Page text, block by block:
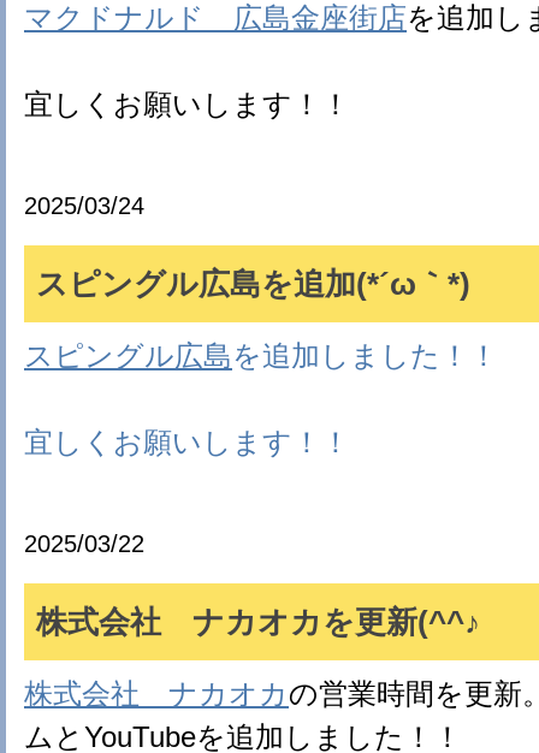
マクドナルド 広島金座街店を追加し
宜しくお願いします！！
2025/03/24
スピングル広島を追加(*´ω｀*)
スピングル広島を追加しました！！
宜しくお願いします！！
2025/03/22
株式会社 ナカオカを更新(^^♪
株式会社 ナカオカの営業時間を更新
ムとYouTubeを追加しました！！